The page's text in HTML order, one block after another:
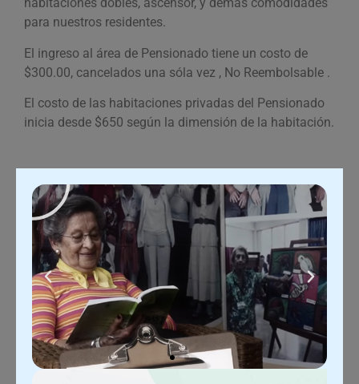
habitaciones dobles, ascensor, y demás comodidades
para nuestros residentes.
El ingreso al área de Pensionado tiene un costo de
$300.00, cancelados una sóla vez , No Reembolsable .
El costo de las habitaciones privadas del Pensionado
inicia desde $650 según la dimensión de la habitación.